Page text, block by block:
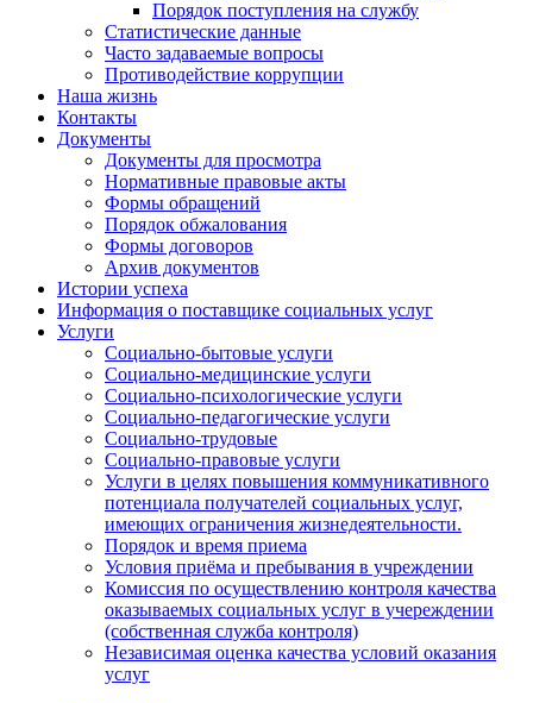
Порядок поступления на службу
Статистические данные
Часто задаваемые вопросы
Противодействие коррупции
Наша жизнь
Контакты
Документы
Документы для просмотра
Нормативные правовые акты
Формы обращений
Порядок обжалования
Формы договоров
Архив документов
Истории успеха
Информация о поставщике социальных услуг
Услуги
Социально-бытовые услуги
Социально-медицинские услуги
Социально-психологические услуги
Социально-педагогические услуги
Социально-трудовые
Социально-правовые услуги
Услуги в целях повышения коммуникативного
потенциала получателей социальных услуг,
имеющих ограничения жизнедеятельности.
Порядок и время приема
Условия приёма и пребывания в учреждении
Комиссия по осуществлению контроля качества
оказываемых социальных услуг в учереждении
(собственная служба контроля)
Независимая оценка качества условий оказания
услуг